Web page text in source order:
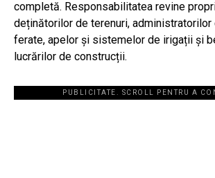
completă. Responsabilitatea revine
deținătorilor de terenuri, administratorilor
ferate, apelor și sistemelor de irigații și
lucrărilor de construcții.
PUBLICITATE. SCROLL PENTRU A